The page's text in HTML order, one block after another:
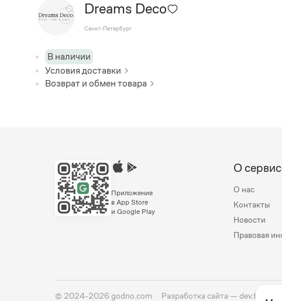
Dreams Deco
Санкт-Петербург
В наличии
Условия доставки
Возврат и обмен товара
Приложение
в App Store
и Google Play
О
О нас
Контакты
Новости
Правовая
© 2024-2026 godno.com Разработка сайта —dev.family